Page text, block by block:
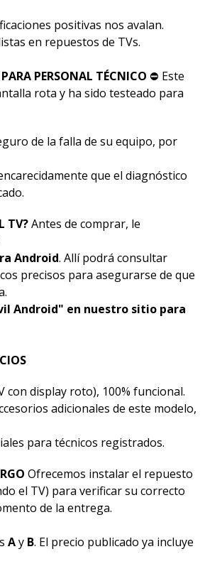
positivas nos avalan.
en repuestos de TVs.
PERSONAL TÉCNICO ⛔ Este
rota y ha sido testeado para
de la falla de su equipo, por
que el diagnóstico
TV?Antes de comprar, le
Android. Allí podrá consultar
precisos para asegurarse de que
Android" en nuestro sitio para
con display roto), 100% funcional.
adicionales de este modelo,
para técnicos registrados.
Ofrecemos instalar el repuesto
el TV) para verificar su correcto
de la entrega.
Ay B. El precio publicado ya incluye